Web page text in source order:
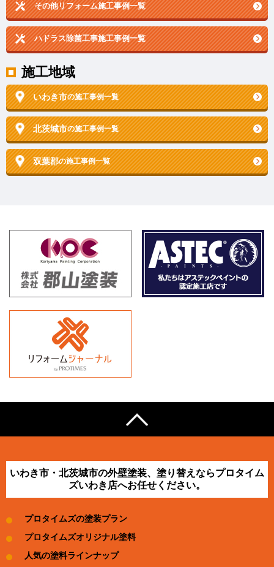
その他リフォーム施工事例一覧
ハドラス除菌工事施工事例一覧
施工地域
いわき市の施工事例一覧
北茨城市の施工事例一覧
双葉郡の施工事例一覧
いわき市・北茨城市の外壁塗装、塗り替えならプロタイム
ズいわき店へお任せください。
プロタイムズの塗装プラン
プロタイムズオリジナル塗料
人気の塗料ラインナップ